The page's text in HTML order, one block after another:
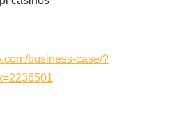
business-case/?